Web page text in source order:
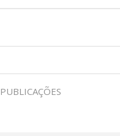
PUBLICAÇÕES